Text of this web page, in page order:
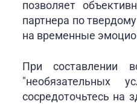
позволяет
партнера по
на временные
При составлении
"необязательных
сосредоточьтесь на